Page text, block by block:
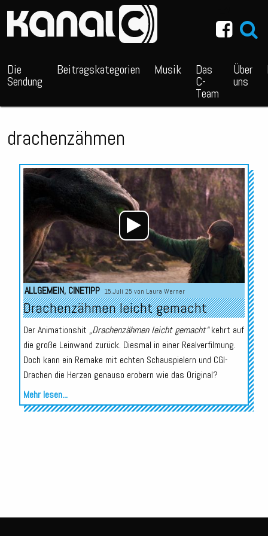
Die
Sendung
Beitragskategorien Musik Das
C-
Team
Über
uns
drachenzähmen
Audio-
Player
ALLGEMEIN, CINETIPP 15.Juli 25 von Laura Werner
Drachenzähmen leicht gemacht
Der Animationshit „Drachenzähmen leicht gemacht“kehrt auf
die große Leinwand zurück. Diesmal in einer Realverfilmung.
Doch kann ein Remake mit echten Schauspielern und CGI-
Drachen die Herzen genauso erobern wie das Original?
Mehr lesen...